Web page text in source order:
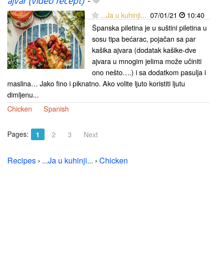
...Ja u kuhinji... 07/01/21
10:40
Španska piletina je u suštini piletina u
sosu tipa bećarac, pojačan sa par
kašika ajvara (dodatak kašike-dve
ajvara u mnogim jelima može učiniti
ono nešto….) i sa dodatkom pasulja i
maslina… Jako fino i piknatno. Ako volite ljuto koristiti ljutu
dimljenu...
Chicken
Spanish
Pages: 1 2 3 Next
Recipes › ...Ja u kuhinji... › Chicken